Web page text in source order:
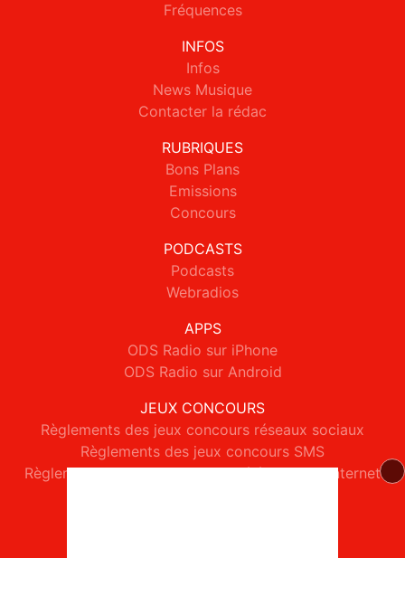
Fréquences
INFOS
Infos
News Musique
Contacter la rédac
RUBRIQUES
Bons Plans
Emissions
Concours
PODCASTS
Podcasts
Webradios
APPS
ODS Radio sur iPhone
ODS Radio sur Android
JEUX CONCOURS
Règlements des jeux concours réseaux sociaux
Règlements des jeux concours SMS
Règlements des jeux concours téléphone et internet